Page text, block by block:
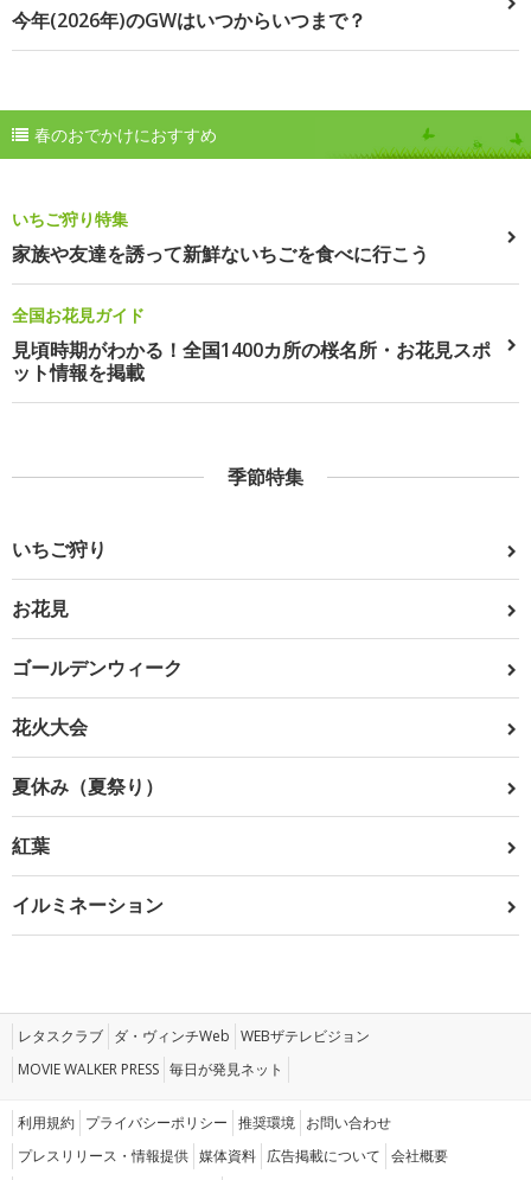
今年(2026年)のGWはいつからいつまで？
春のおでかけにおすすめ
いちご狩り特集
家族や友達を誘って新鮮ないちごを食べに行こう
全国お花見ガイド
見頃時期がわかる！全国1400カ所の桜名所・お花見スポ
ット情報を掲載
季節特集
いちご狩り
お花見
ゴールデンウィーク
花火大会
夏休み（夏祭り）
紅葉
イルミネーション
レタスクラブ ダ・ヴィンチWeb WEBザテレビジョン
MOVIE WALKER PRESS 毎日が発見ネット
利用規約 プライバシーポリシー 推奨環境 お問い合わせ
プレスリリース・情報提供 媒体資料 広告掲載について 会社概要